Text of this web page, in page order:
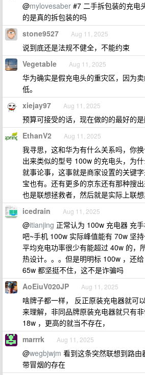
@mylovesaber #7 二手拆包装的充电
的是真的拆包装的吗
stone9527 Aug 11, 2025
说到底还是法规不健全，不能约束
Vegetable Aug 11, 2025
华为确实是假充电头的重灾区，因为
低。
xiejay97 Aug 11, 2025
预算可接受的话，现在做的的最好的
EthanV2 Aug 11, 2025
我寻思，这和华为有什么关系吗，你
出来类似的型号 100w 的充电头，为什
就事论事，这事就是商家设置的关键
宝也有。还有更多的京东还有那种搜
也是联想拯救者，然后就是实际上联
icedrain Aug 11, 2025
@itianjing 正常认为 100w 充电器 充
吧~手机 100w 实际峰值能有 70w 坚
平均充电功率很少有能超过 40w 的，
热设计。。。但是明明标 100w ，还
65w 都坚挺不住，这不是诈骗吗
AoEiuV020JP Aug 11, 2025
啥牌子都一样， 反正原装充电器就可
来理解，非同品牌原装充电器就只有
18w ，更高的就当不存在，
marrrk Aug 11, 2025
@wegbjwjm 看到这条突然联想到路
带冒烟的存在